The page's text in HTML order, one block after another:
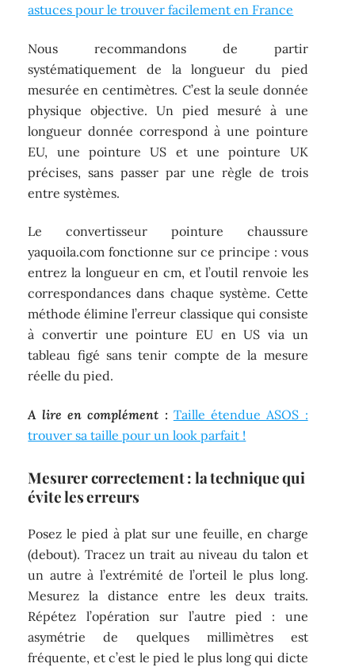
astuces pour le trouver facilement en France
Nous recommandons de partir
systématiquement de la longueur du pied
mesurée en centimètres. C’est la seule donnée
physique objective. Un pied mesuré à une
longueur donnée correspond à une pointure
EU, une pointure US et une pointure UK
précises, sans passer par une règle de trois
entre systèmes.
Le convertisseur pointure chaussure
yaquoila.com fonctionne sur ce principe : vous
entrez la longueur en cm, et l’outil renvoie les
correspondances dans chaque système. Cette
méthode élimine l’erreur classique qui consiste
à convertir une pointure EU en US via un
tableau figé sans tenir compte de la mesure
réelle du pied.
A lire en complément : Taille étendue ASOS :
trouver sa taille pour un look parfait !
Mesurer correctement : la technique qui
évite les erreurs
Posez le pied à plat sur une feuille, en charge
(debout). Tracez un trait au niveau du talon et
un autre à l’extrémité de l’orteil le plus long.
Mesurez la distance entre les deux traits.
Répétez l’opération sur l’autre pied : une
asymétrie de quelques millimètres est
fréquente, et c’est le pied le plus long qui dicte